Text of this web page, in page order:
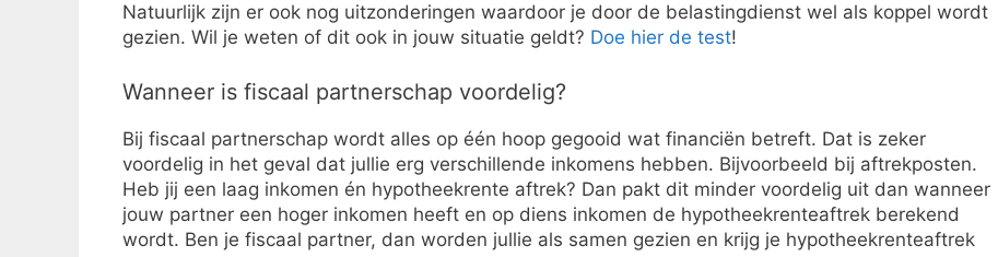
Natuurlijk zijn er ook nog uitzonderingen waardoor je door de belastingdienst wel als koppel wordt
gezien. Wil je weten of dit ook in jouw situatie geldt? Doe hier de test!
Wanneer is fiscaal partnerschap voordelig?
Bij fiscaal partnerschap wordt alles op één hoop gegooid wat financiën betreft. Dat is zeker
voordelig in het geval dat jullie erg verschillende inkomens hebben. Bijvoorbeeld bij aftrekposten.
Heb jij een laag inkomen én hypotheekrente aftrek? Dan pakt dit minder voordelig uit dan wanneer
jouw partner een hoger inkomen heeft en op diens inkomen de hypotheekrenteaftrek berekend
wordt. Ben je fiscaal partner, dan worden jullie als samen gezien en krijg je hypotheekrenteaftrek